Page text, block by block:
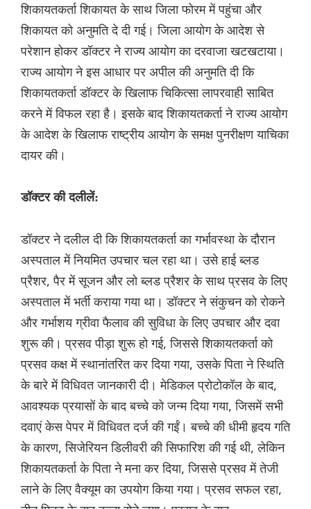
शिकायतकर्ता शिकायत के साथ जिला फोरम में पहुंचा और
शिकायत को अनुमति दे दी गई। जिला आयोग के आदेश से
परेशान होकर डॉक्टर ने राज्य आयोग का दरवाजा खटखटाया।
राज्य आयोग ने इस आधार पर अपील की अनुमति दी कि
शिकायतकर्ता डॉक्टर के खिलाफ चिकित्सा लापरवाही साबित
करने में विफल रहा है। इसके बाद शिकायतकर्ता ने राज्य आयोग
के आदेश के खिलाफ राष्ट्रीय आयोग के समक्ष पुनरीक्षण याचिका
दायर की।
डॉक्टर की दलीलें:
डॉक्टर ने दलील दी कि शिकायतकर्ता का गर्भावस्था के दौरान
अस्पताल में नियमित उपचार चल रहा था। उसे हाई ब्लड
प्रैशर, पैर में सूजन और लो ब्लड प्रैशर के साथ प्रसव के लिए
अस्पताल में भर्ती कराया गया था। डॉक्टर ने संकुचन को रोकने
और गर्भाशय ग्रीवा फैलाव की सुविधा के लिए उपचार और दवा
शुरू की। प्रसव पीड़ा शुरू हो गई, जिससे शिकायतकर्ता को
प्रसव कक्ष में स्थानांतरित कर दिया गया, उसके पिता ने स्थिति
के बारे में विधिवत जानकारी दी। मेडिकल प्रोटोकॉल के बाद,
आवश्यक प्रयासों के बाद बच्चे को जन्म दिया गया, जिसमें सभी
दवाएं केस पेपर में विधिवत दर्ज की गईं। बच्चे की धीमी हृदय गति
के कारण, सिजेरियन डिलीवरी की सिफारिश की गई थी, लेकिन
शिकायतकर्ता के पिता ने मना कर दिया, जिससे प्रसव में तेजी
लाने के लिए वैक्यूम का उपयोग किया गया। प्रसव सफल रहा,